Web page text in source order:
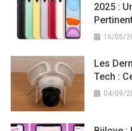
2025 :
16/05/
Les
Tech :
04/09/